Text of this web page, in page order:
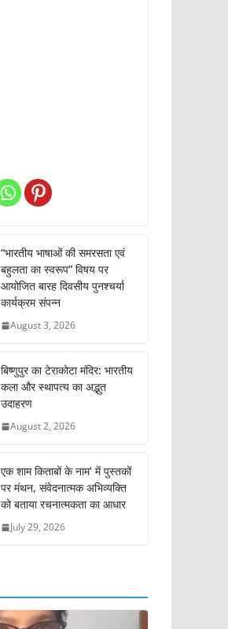
“भारतीय भाषाओं की समरसता एवं
बहुलता का स्वरूप” विषय पर
आयोजित बारह दिवसीय पुनश्चर्या
कार्यक्रम संपन्न
August 3, 2026
बिष्णुपुर का टेराकोटा मंदिर: भारतीय
कला और स्थापत्य का अद्भुत
उदाहरण
August 2, 2026
एक शाम किताबों के नाम’ में पुस्तकों
पर मंथन, संवेदनात्मक अभिव्यक्ति
को बताया रचनात्मकता का आधार
July 29, 2026